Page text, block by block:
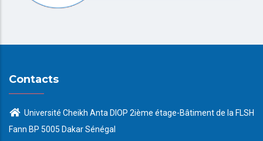
Contacts
Université Cheikh Anta DIOP 2ième étage-Bâtiment de la FLSH
Fann BP 5005 Dakar Sénégal